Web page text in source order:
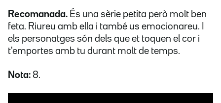
Recomanada. És una sèrie petita però molt ben
feta. Riureu amb ella i també us emocionareu. I
els personatges són dels que et toquen el cor i
t'emportes amb tu durant molt de temps.
Nota: 8.